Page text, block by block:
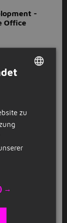
-
Office
w/d)
/
zu
→